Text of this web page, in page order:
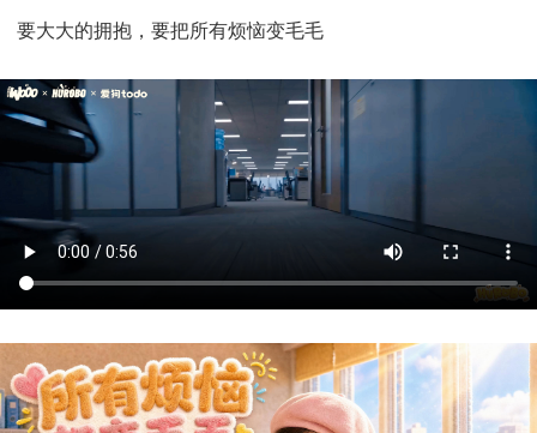
要大大的拥抱，要把所有烦恼变毛毛